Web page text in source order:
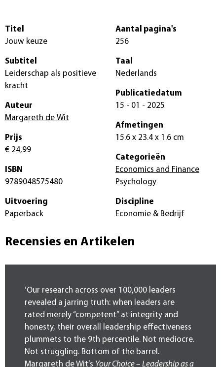
Titel
Jouw keuze
Subtitel
Leiderschap als positieve
kracht
Auteur
Margareth de Wit
Prijs
€ 24,99
ISBN
9789048575480
Uitvoering
Paperback
Aantal pagina's
256
Taal
Nederlands
Publicatiedatum
15 - 01 - 2025
Afmetingen
15.6 x 23.4 x 1.6 cm
Categorieën
Economics and Finance
Psychology
Discipline
Economie & Bedrijf
Recensies en Artikelen
‘Our research across over 100,000 leaders
revealed a jarring truth: when leaders are
rated merely “competent” at integrity and
honesty, their overall leadership effectiveness
plummets to the 9th percentile. Not mediocre.
Not struggling. Bottom of the barrel.
Margareth de Wit’s Your Choice – Leadership as a